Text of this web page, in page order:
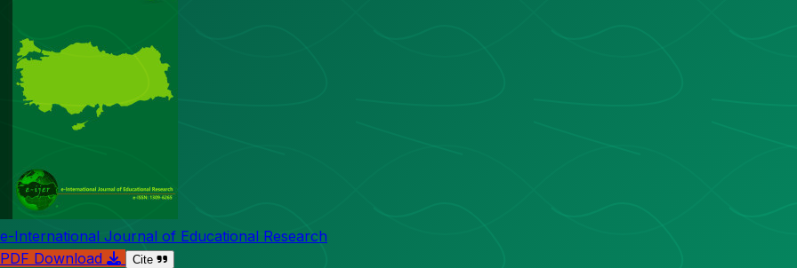
e-International Journal of Educational Research
PDF Download
Cite